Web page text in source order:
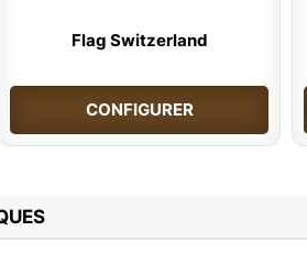
Flag Switzerland
CONFIGURER